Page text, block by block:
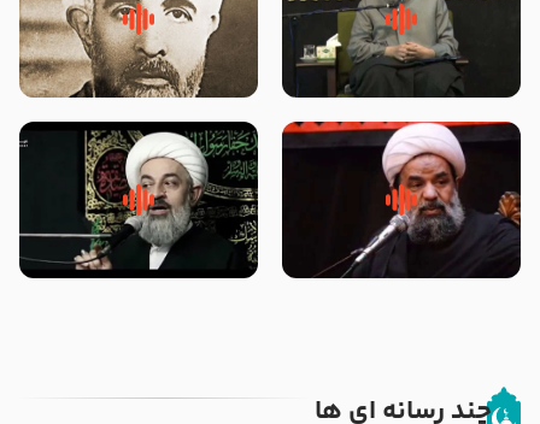
لقب حضرت رقیه سلام الله علیها به
چه معناست – حجت الاسلام علوی
روضه‌ی مجلس یزید ملعون و
اسارت اهل‌بیت علیهم‌السلام –
محدث زاده
سلام جوانی که امام حسین علیه
السلام خودش جوابش را دادند
زیارتی که اسباب رزق زیاد و عمر
طولانی است حجت السلام حسین
چند رسانه ای ها